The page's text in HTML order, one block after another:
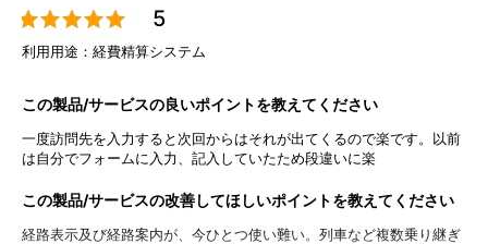
※本ページは、公表されている情報を元にミツモアが作成したものです。
口コミを投稿する
5
利用用途： 経費精算システム
この製品/サービスの良いポイントを教えてください
一度訪問先を入力すると次回からはそれが出てくるので楽です。以前
は自分でフォームに入力、記入していたため段違いに楽
この製品/サービスの改善してほしいポイントを教えてください
経路表示及び経路案内が、今ひとつ使い難い。列車など複数乗り継ぎ